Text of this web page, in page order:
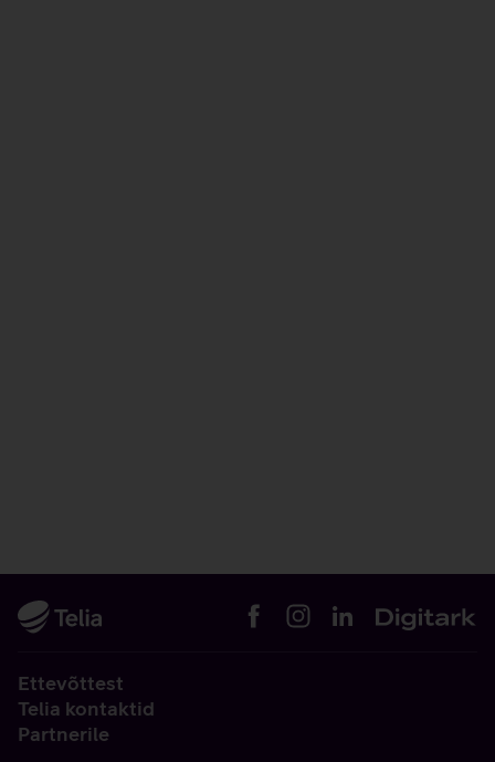
Ettevõttest
Telia kontaktid
Partnerile